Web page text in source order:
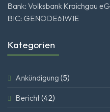
Bank: Volksbank Kraichgau eG
BIC: GENODE61WIE
Kategorien
Ankündigung (5)
Bericht(42)